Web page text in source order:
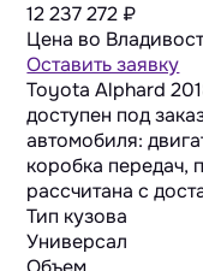
12 237 272 ₽
Цена во
Оставить заявку
Toyota Alphard
доступен под
автомобиля:
коробка передач,
рассчитана с
Тип кузова
Универсал